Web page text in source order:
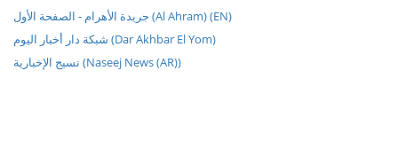
جريدة الأهرام - الصفحة الأول (Al Ahram) (EN)
شبكة دار أخبار اليوم (Dar Akhbar El Yom)
نسيج الإخبارية (Naseej News (AR))